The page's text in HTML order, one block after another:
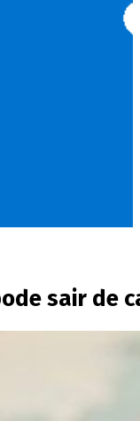
sair de